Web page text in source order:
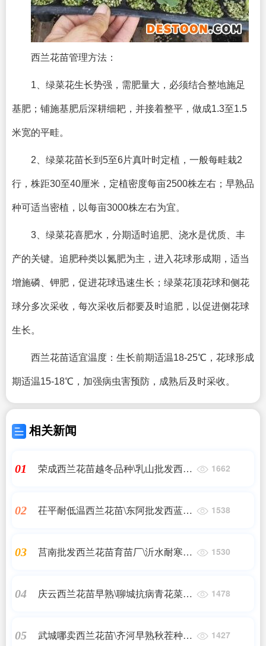
西兰花苗管理方法：
1、绿菜花生长势强，需肥量大，必须结合整地施足
基肥；铺施基肥后深耕细耙，并接着整平，做成1.3至1.5
米宽的平畦。
2、绿菜花苗长到5至6片真叶时定植，一般每畦栽2
行，株距30至40厘米，定植密度每亩2500株左右；早熟品
种可适当密植，以每亩3000株左右为宜。
3、绿菜花喜肥水，分期适时追肥、浇水是优质、丰
产的关键。追肥种类以氮肥为主，进入花球形成期，适当
增施磷、钾肥，促进花球迅速生长；绿菜花顶花球和侧花
球分多次采收，每次采收后都要及时追肥，以促进侧花球
生长。
西兰花苗适宜温度：生长前期适温18-25℃，花球形成
期适温15-18℃，加强病虫害预防，成熟后及时采收。
相关新闻
01
荣成西兰花苗越冬品种\乳山批发西兰
1662
02
茌平耐低温西兰花苗\东阿批发西蓝花
1538
03
莒南批发西兰花苗育苗厂\沂水耐寒抗
1530
04
庆云西兰花苗早熟\聊城抗病青花菜苗
1478
05
武城哪卖西兰花苗\齐河早熟秋茬种西
1427